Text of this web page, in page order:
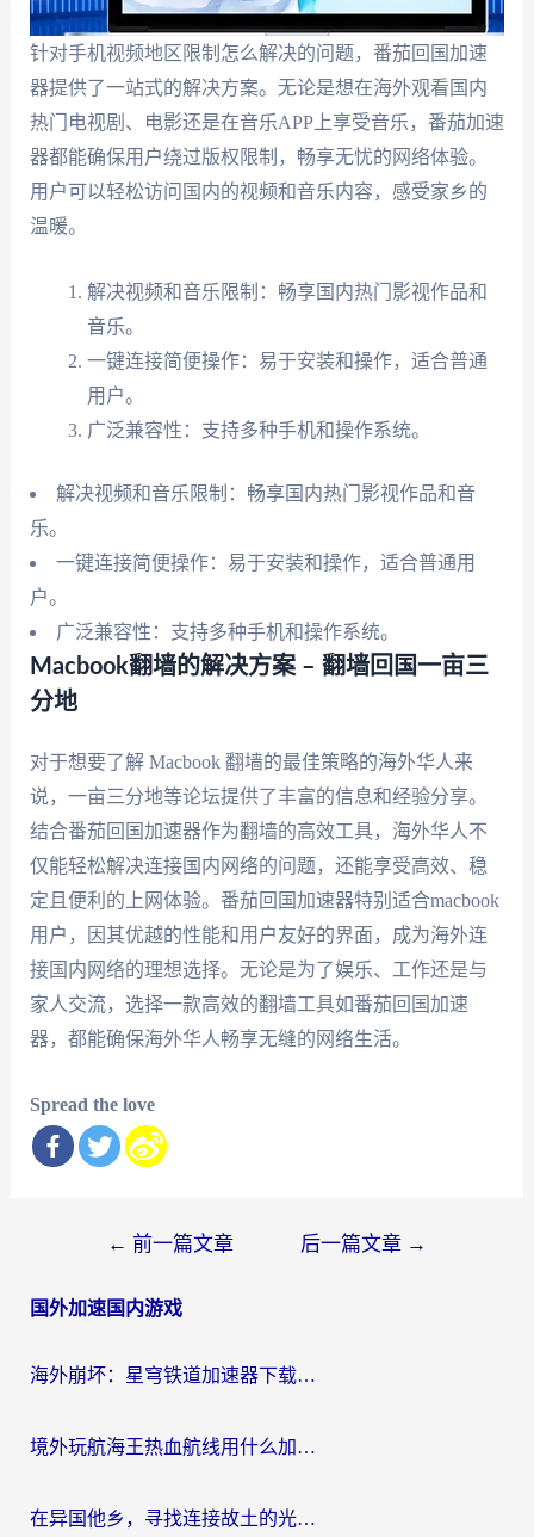
针对手机视频地区限制怎么解决的问题，番茄回国加速
器提供了一站式的解决方案。无论是想在海外观看国内
热门电视剧、电影还是在音乐APP上享受音乐，番茄加速
器都能确保用户绕过版权限制，畅享无忧的网络体验。
用户可以轻松访问国内的视频和音乐内容，感受家乡的
温暖。
解决视频和音乐限制：畅享国内热门影视作品和
音乐。
一键连接简便操作：易于安装和操作，适合普通
用户。
广泛兼容性：支持多种手机和操作系统。
解决视频和音乐限制：畅享国内热门影视作品和音
乐。
一键连接简便操作：易于安装和操作，适合普通用
户。
广泛兼容性：支持多种手机和操作系统。
Macbook翻墙的解决方案 – 翻墙回国一亩三
分地
对于想要了解 Macbook 翻墙的最佳策略的海外华人来
说，一亩三分地等论坛提供了丰富的信息和经验分享。
结合番茄回国加速器作为翻墙的高效工具，海外华人不
仅能轻松解决连接国内网络的问题，还能享受高效、稳
定且便利的上网体验。番茄回国加速器特别适合macbook
用户，因其优越的性能和用户友好的界面，成为海外连
接国内网络的理想选择。无论是为了娱乐、工作还是与
家人交流，选择一款高效的翻墙工具如番茄回国加速
器，都能确保海外华人畅享无缝的网络生活。
Spread the love
导
← 前一篇文章 后一篇文章 →
国外加速国内游戏
海外崩坏：星穹铁道加速器下载安装：一份给游子的终极网络指南
境外玩航海王热血航线用什么加速器？2026海外玩家实测最优方案（附欧洲问道堡垒前线加速技巧）
在异国他乡，寻找连接故土的光明大陆免费加速器